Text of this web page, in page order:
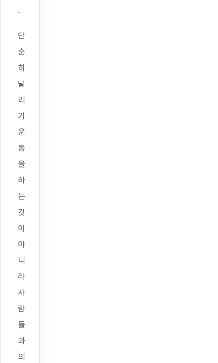
.
단
순
히
달
리
기
운
동
을
하
는
것
이
아
니
라
사
람
들
과
의